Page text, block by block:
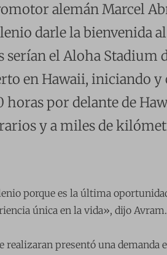
alemán Marcel
darle la bienvenida al
serían el Aloha Stadium
en Hawaii, iniciando
por delante de
y a miles de
porque es la última
única en la vida», dijo Avram.
presentó una demanda